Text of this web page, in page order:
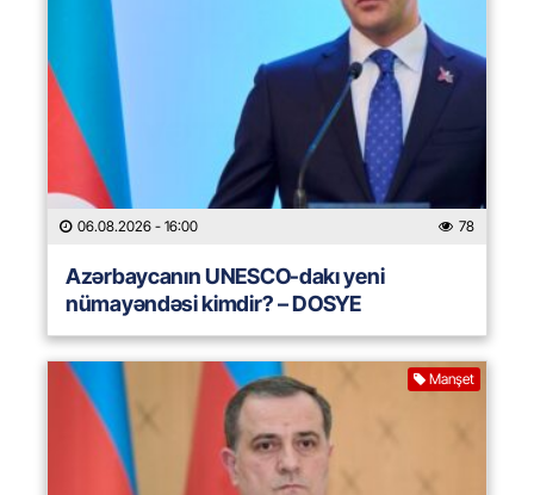
06.08.2026 - 16:00 78
Azərbaycanın UNESCO-dakı yeni
nümayəndəsi kimdir? – DOSYE
Manşet